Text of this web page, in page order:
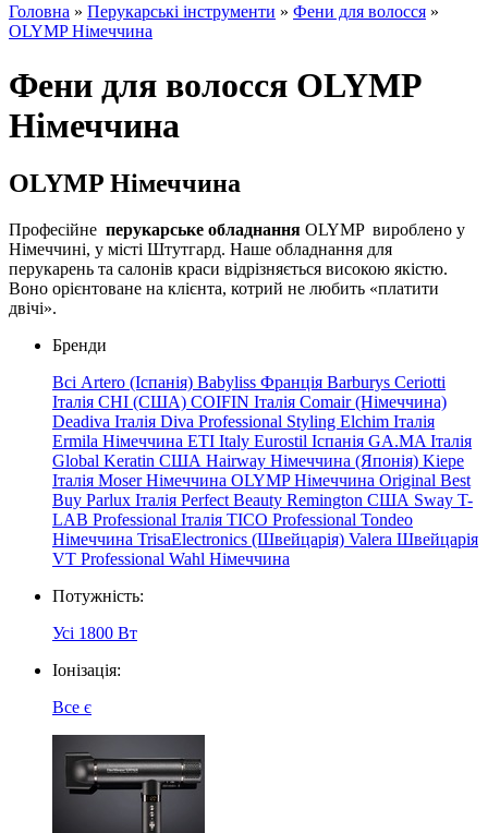
Головна » Перукарські інструменти » Фени для волосся »
OLYMP Німеччина
Фени для волосся OLYMP
Німеччина
OLYMP Німеччина
Професійне перукарське обладнання OLYMP вироблено у
Німеччині, у місті Штутгард. Наше обладнання для
перукарень та салонів краси відрізняється високою якістю.
Воно орієнтоване на клієнта, котрий не любить «платити
двічі».
Бренди
Всі Artero (Іспанія) Babyliss Франція Barburys Ceriotti
Італія CHI (США) COIFIN Італія Comair (Німеччина)
Deadiva Італія Diva Professional Styling Elchim Італія
Ermila Німеччина ETI Italy Eurostil Іспанія GA.MA Італія
Global Keratin США Hairway Німеччина (Японія) Kiepe
Італія Moser Німеччина OLYMP Німеччина Original Best
Buy Parlux Італія Perfect Beauty Remington США Sway T-
LAB Professional Італія TICO Professional Tondeo
Німеччина TrisaElectronics (Швейцарія) Valera Швейцарія
VT Professional Wahl Німеччина
Потужність:
Усі 1800 Вт
Іонізація:
Все є